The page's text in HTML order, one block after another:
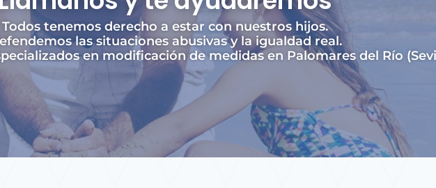
Todos tenemos derecho a estar con nuestros hijos.
las situaciones abusivas y la igualdad real.
en modificación de medidas en Palomares del Río